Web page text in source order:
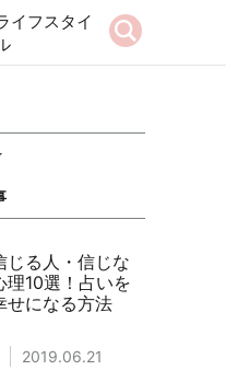
イフスタイ
じる人・信じな
理10選！占いを
せになる方法
2019.06.21